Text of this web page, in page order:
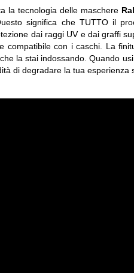
la tecnologia delle maschere
significa che TUTTO il
dai raggi UV e dai graffi
con i caschi. La
la stai indossando. Quando
di degradare la tua esperienza